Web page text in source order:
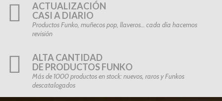
ACTUALIZACIÓN
CASI A DIARIO
Productos Funko, muñecos pop, llaveros… cada día hacemos
revisión
ALTA CANTIDAD
DE PRODUCTOS FUNKO
Más de 1000 productos en stock: nuevos, raros y Funkos
descatalogados